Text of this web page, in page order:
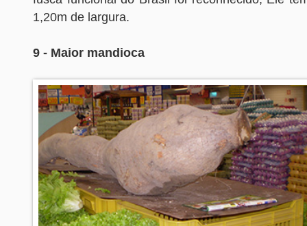
1,20m de largura.
9 - Maior mandioca